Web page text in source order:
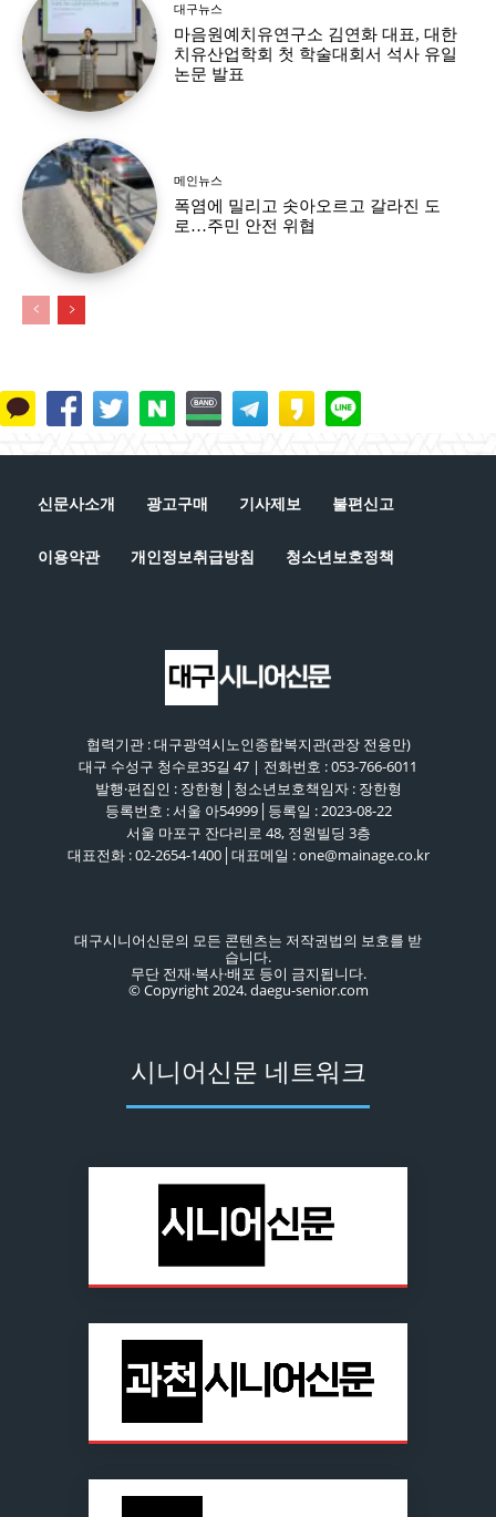
대구뉴스
마음원예치유연구소 김연화 대표, 대한
치유산업학회 첫 학술대회서 석사 유일
논문 발표
메인뉴스
폭염에 밀리고 솟아오르고 갈라진 도
로…주민 안전 위협
신문사소개 광고구매 기사제보 불편신고
이용약관 개인정보취급방침 청소년보호정책
협력기관 : 대구광역시노인종합복지관(관장 전용만)
대구 수성구 청수로35길 47 | 전화번호 : 053-766-6011
발행·편집인 : 장한형│청소년보호책임자 : 장한형
등록번호 : 서울 아54999│등록일 : 2023-08-22
서울 마포구 잔다리로 48, 정원빌딩 3층
대표전화 : 02-2654-1400│대표메일 : one@mainage.co.kr
대구시니어신문의 모든 콘텐츠는 저작권법의 보호를 받
습니다.
무단 전재·복사·배포 등이 금지됩니다.
© Copyright 2024. daegu-senior.com
시니어신문 네트워크